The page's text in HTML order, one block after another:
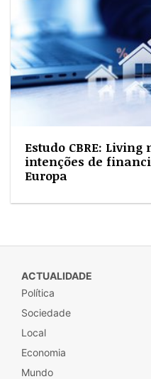
Estudo CBRE:
intenções de
Europa
ACTUALIDADE
Política
Sociedade
Local
Economia
Mundo